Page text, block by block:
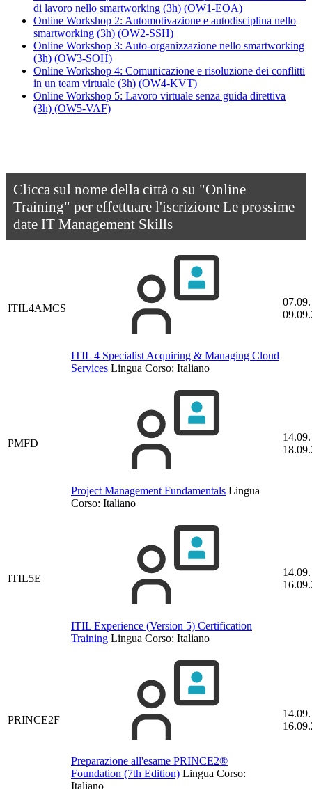
di lavoro nello smartworking (3h) (OW1-EOA)
Online Workshop 2: Automotivazione e autodisciplina nello
smartworking (3h) (OW2-SSH)
Online Workshop 3: Auto-organizzazione nello smartworking
(3h) (OW3-SOH)
Online Workshop 4: Comunicazione e risoluzione dei conflitti
in un team virtuale (3h) (OW4-KVT)
Online Workshop 5: Lavoro virtuale senza guida direttiva
(3h) (OW5-VAF)
Clicca sul nome della città o su "Online
Training" per effettuare l'iscrizione Le prossime
date IT Management Skills
ITIL4AMCS
ITIL 4 Specialist Acquiring & Managing Cloud
Services Lingua Corso: Italiano
PMFD
Project Management Fundamentals Lingua
Corso: Italiano
ITIL5E
ITIL Experience (Version 5) Certification
Training Lingua Corso: Italiano
PRINCE2F
Preparazione all'esame PRINCE2®
Foundation (7th Edition) Lingua Corso:
Italiano